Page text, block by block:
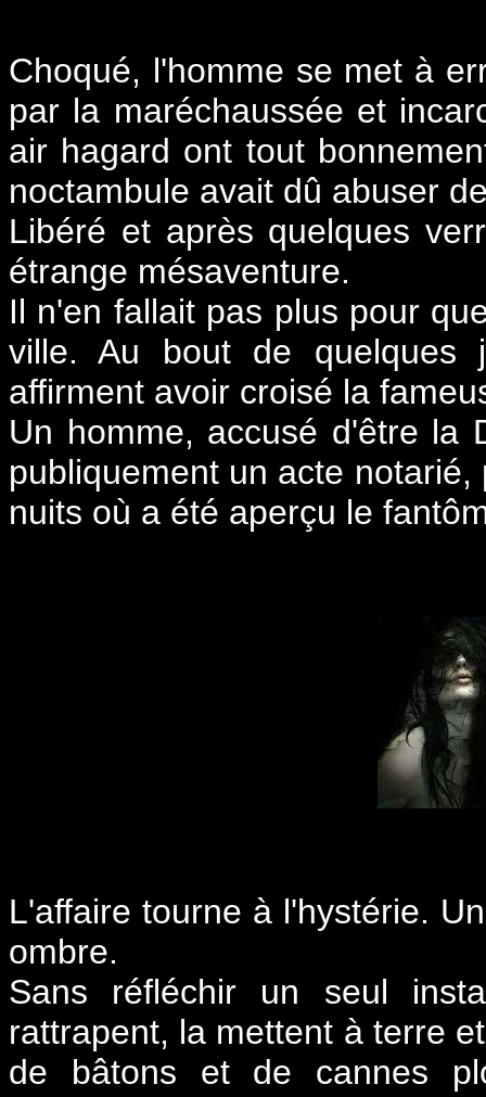
Choqué, l'homme se met à
par la maréchaussée et
air hagard ont tout
noctambule avait dû abuser
Libéré et après quelques
étrange mésaventure.
Il n'en fallait pas plus pour
ville. Au bout de quelques
affirment avoir croisé la
Un homme, accusé d'être la
publiquement un acte
nuits où a été aperçu le
L'affaire tourne à l'hystérie.
ombre.
Sans réfléchir un seul
rattrapent, la mettent à terre
de bâtons et de cannes